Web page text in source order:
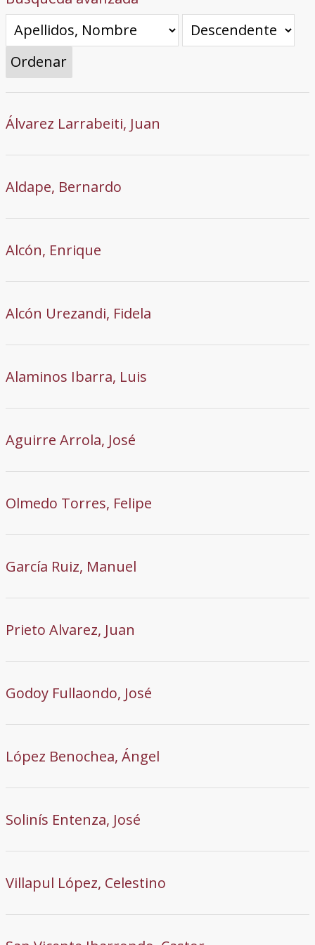
Ordenar
Álvarez Larrabeiti, Juan
Aldape, Bernardo
Alcón, Enrique
Alcón Urezandi, Fidela
Alaminos Ibarra, Luis
Aguirre Arrola, José
Olmedo Torres, Felipe
García Ruiz, Manuel
Prieto Alvarez, Juan
Godoy Fullaondo, José
López Benochea, Ángel
Solinís Entenza, José
Villapul López, Celestino